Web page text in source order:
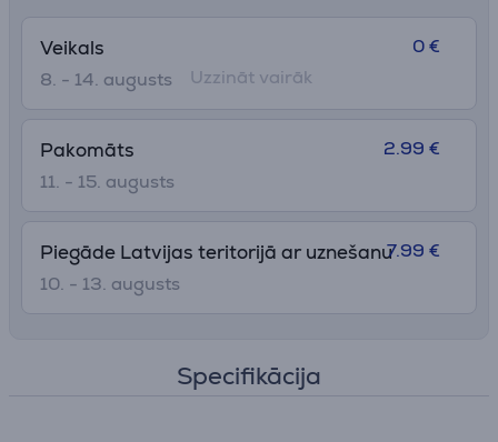
Veikals
8. - 14. augusts
0 €
Uzzināt vairāk
Pakomāts
11. - 15. augusts
2.99 €
Piegāde Latvijas teritorijā ar uznešanu
10. - 13. augusts
7.99 €
Specifikācija